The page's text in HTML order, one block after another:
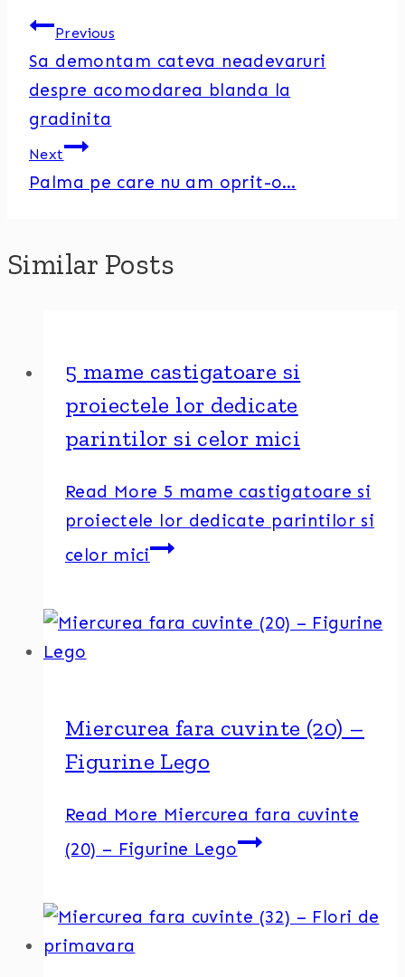
Previous
Sa demontam cateva neadevaruri
despre acomodarea blanda la
gradinita
Next
Palma pe care nu am oprit-o…
Similar Posts
5 mame castigatoare si
proiectele lor dedicate
parintilor si celor mici
Read More 5 mame castigatoare si
proiectele lor dedicate parintilor si
celor mici
Miercurea fara cuvinte (20) –
Figurine Lego
Read More Miercurea fara cuvinte
(20) – Figurine Lego